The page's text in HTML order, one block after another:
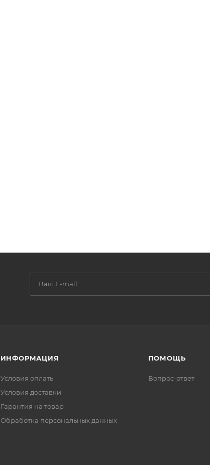
ИНФОРМАЦИЯ
Условия оплаты
Условия доставки
Гарантия на товар
Обработка персональных данных
ПОМОЩЬ
Вопрос-ответ